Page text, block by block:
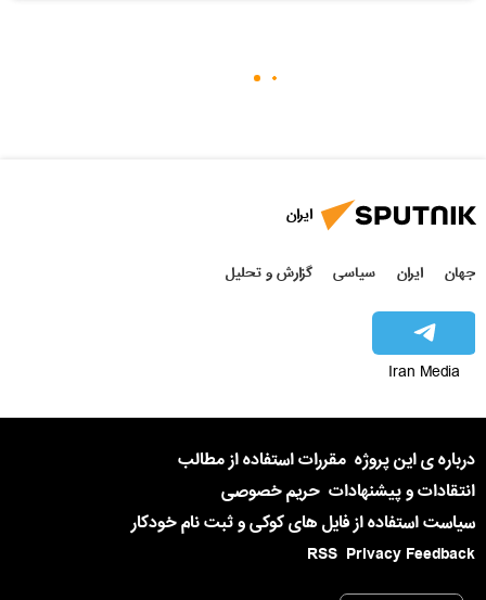
ایران
جهان ایران سیاسی گزارش و تحلیل
Iran Media
درباره ی این پروژه مقررات استفاده از مطالب
انتقادات و پیشنهادات حریم خصوصی
سیاست استفاده از فایل های کوکی و ثبت نام خودکار
Privacy Feedback
RSS